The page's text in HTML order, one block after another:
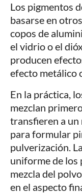
Los pigmentos
basarse en
copos de
el vidrio o el
producen
efecto metálico
En la práctica,
mezclan
transfieren a un
para formular
pulverización.
uniforme de los
mezcla del
en el aspecto